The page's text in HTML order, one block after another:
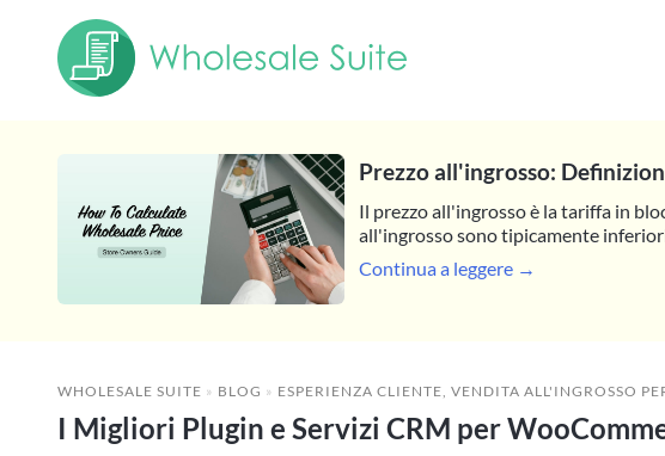
Prezzo all'ingrosso:
Il prezzo all'ingrosso è la tariffa in
all'ingrosso sono tipicamente
Continua a leggere →
WHOLESALE SUITE » BLOG » ESPERIENZA CLIENTE VENDITA ALL'INGROSSO PER
I Migliori Plugin e Servizi CRM per